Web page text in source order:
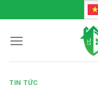
to
content
TIN TỨC